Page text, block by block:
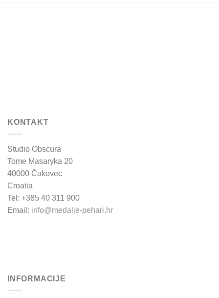
KONTAKT
Studio Obscura
Tome Masaryka 20
40000 Čakovec
Croatia
Tel: +385 40 311 900
Email: info@medalje-pehari.hr
INFORMACIJE